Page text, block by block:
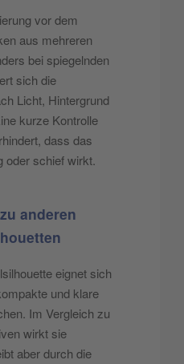
vor dem
aus mehreren
bei spiegelnden
sich die
Licht, Hintergrund
kurze Kontrolle
dass das
oder schief wirkt.
anderen
eignet sich
und klare
Im Vergleich zu
wirkt sie
aber durch die